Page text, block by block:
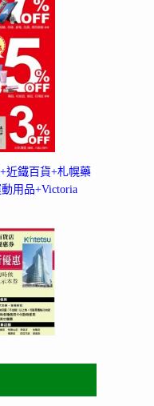
近鐵百貨+札幌藥
用品+Victoria